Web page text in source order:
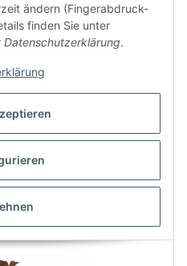
ändern (Fingerabdruck-
finden Sie unter
Datenschutzerklärung.
Artikel